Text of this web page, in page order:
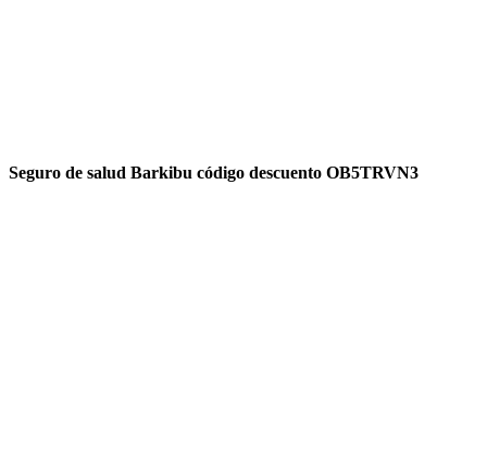
Seguro de salud Barkibu código descuento OB5TRVN3